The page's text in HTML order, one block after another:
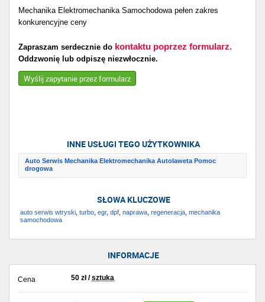
Mechanika Elektromechanika Samochodowa pełen zakres
konkurencyjne ceny
Zapraszam serdecznie do kontaktu poprzez formularz.
Oddzwonię lub odpiszę niezwłocznie.
Wyślij zapytanie przez formularz
INNE USŁUGI TEGO UŻYTKOWNIKA
Auto Serwis Mechanika Elektromechanika Autolaweta Pomoc
drogowa
SŁOWA KLUCZOWE
auto serwis wtryski turbo egr, dpf naprawa regeneracja mechanika
samochodowa
INFORMACJE
Cena 50 zł/sztuka